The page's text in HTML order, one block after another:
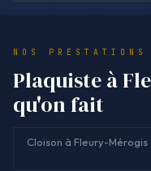
NOS PRESTATIONS
Plaquiste à
qu'on fait
Cloison à Fleury-Mérogis